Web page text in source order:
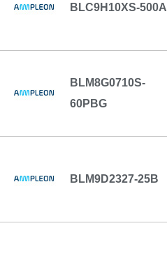
BLC9H10XS-500A
BLM8G0710S-
60PBG
BLM9D2327-25B